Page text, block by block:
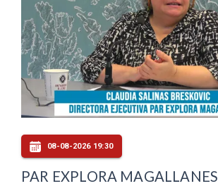
08-08-2026 19:30
PAR EXPLORA MAGALLANES